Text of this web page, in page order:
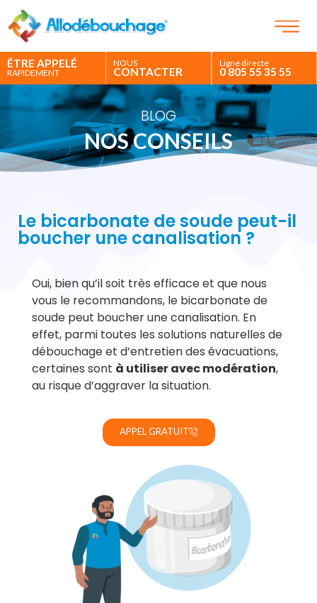
ÊTRE APPELÉ
RAPIDEMENT
NOUS
CONTACTER
Ligne directe
0 805 55 35 55
BLOG
NOS CONSEILS
Le bicarbonate de soude peut-il
boucher une canalisation ?
Oui, bien qu’il soit très efficace et que nous
vous le recommandons, le bicarbonate de
soude peut boucher une canalisation. En
effet, parmi toutes les solutions naturelles de
débouchage et d’entretien des évacuations,
certaines sont à utiliser avec modération,
au risque d’aggraver la situation.
APPEL GRATUIT